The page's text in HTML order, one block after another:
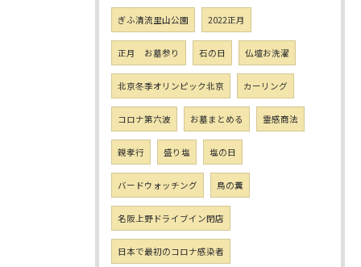
ぎふ清流里山公園 2022正月
正月 お墓参り 石の日 仏壇お洗濯
北京冬季オリンピック北京 カーリング
コロナ第六波 お墓まとめる 霊感商法
親孝行 盛り塩 塩の日
バードウォッチング 鳥の糞
名阪上野ドライブイン閉店
日本で最初のコロナ感染者